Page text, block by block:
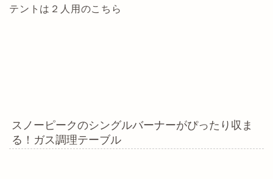
テントは２人用のこちら
スノーピークのシングルバーナーがぴったり収ま
る！ガス調理テーブル